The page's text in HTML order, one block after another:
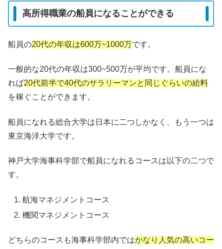
高所得職業の船員になることができる
船員の20代の年収は600万~1000万です。
一般的な20代の年収は300~500万が平均です。船員にな
れば20代前半で40代のサラリーマンと同じぐらいの給料
を稼ぐことができます。
船員になれる総合大学は日本に二つしかなく、もう一つは
東京海洋大学です。
神戸大学海事科学部で船員になれるコースは以下の二つで
す。
航海マネジメントコース
機関マネジメントコース
どちらのコースも海事科学部内ではかなり人気の高いコー